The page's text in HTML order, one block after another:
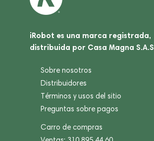
iRobot es una marca registrada,
distribuida por Casa Magna S.A.S
Sobre nosotros
Distribuidores
Términos y usos del sitio
Preguntas sobre pagos
Carro de compras